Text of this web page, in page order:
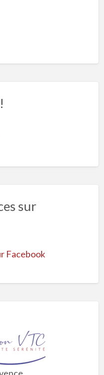
sur
Facebook